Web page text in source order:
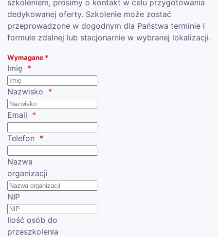
szkoleniem, prosimy o kontakt w celu przygotowania
dedykowanej oferty. Szkolenie może zostać
przeprowadzone w dogodnym dla Państwa terminie i
formule zdalnej lub stacjonarnie w wybranej lokalizacji.
Wymagane *
Imię
Nazwisko
Email
Telefon
Nazwa
organizacji
NIP
Ilość osób do
przeszkolenia